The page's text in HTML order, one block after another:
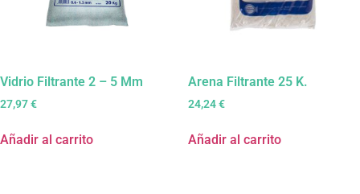
Vidrio Filtrante 2 – 5 Mm
27,97€
Añadir al carrito
Arena Filtrante 25 K.
24,24€
Añadir al carrito